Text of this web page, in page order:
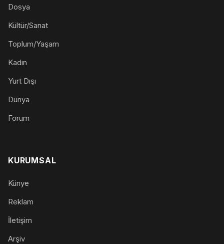
Dosya
Kültür/Sanat
Toplum/Yaşam
Kadın
Yurt Dışı
Dünya
Forum
KURUMSAL
Künye
Reklam
İletişim
Arşiv